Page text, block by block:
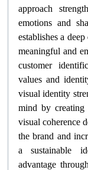
approach
emotions and
establishes a
meaningful and
customer
values ​​and
visual identity
mind by creating
visual coherence
the brand and
a sustainable
advantage